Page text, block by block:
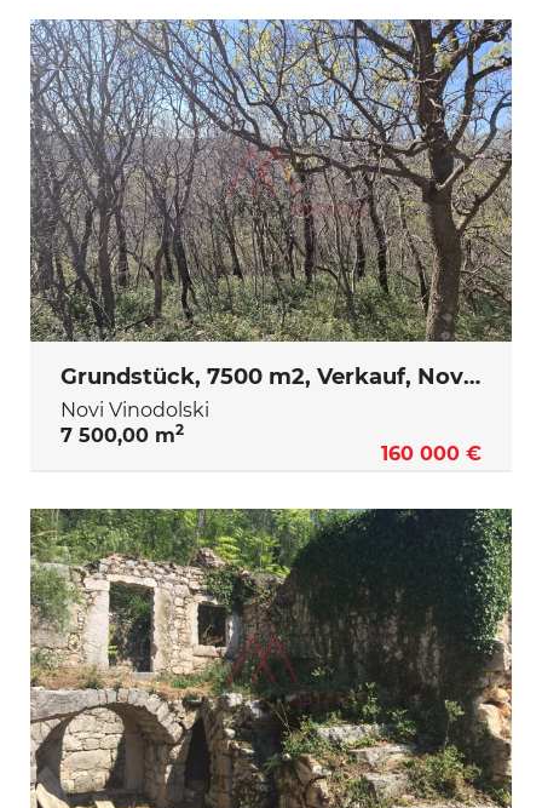
Grundstück, 7500 m2, Verkauf, Novi Vinodolski
Novi Vinodolski
7 500,00 m2
160 000 €